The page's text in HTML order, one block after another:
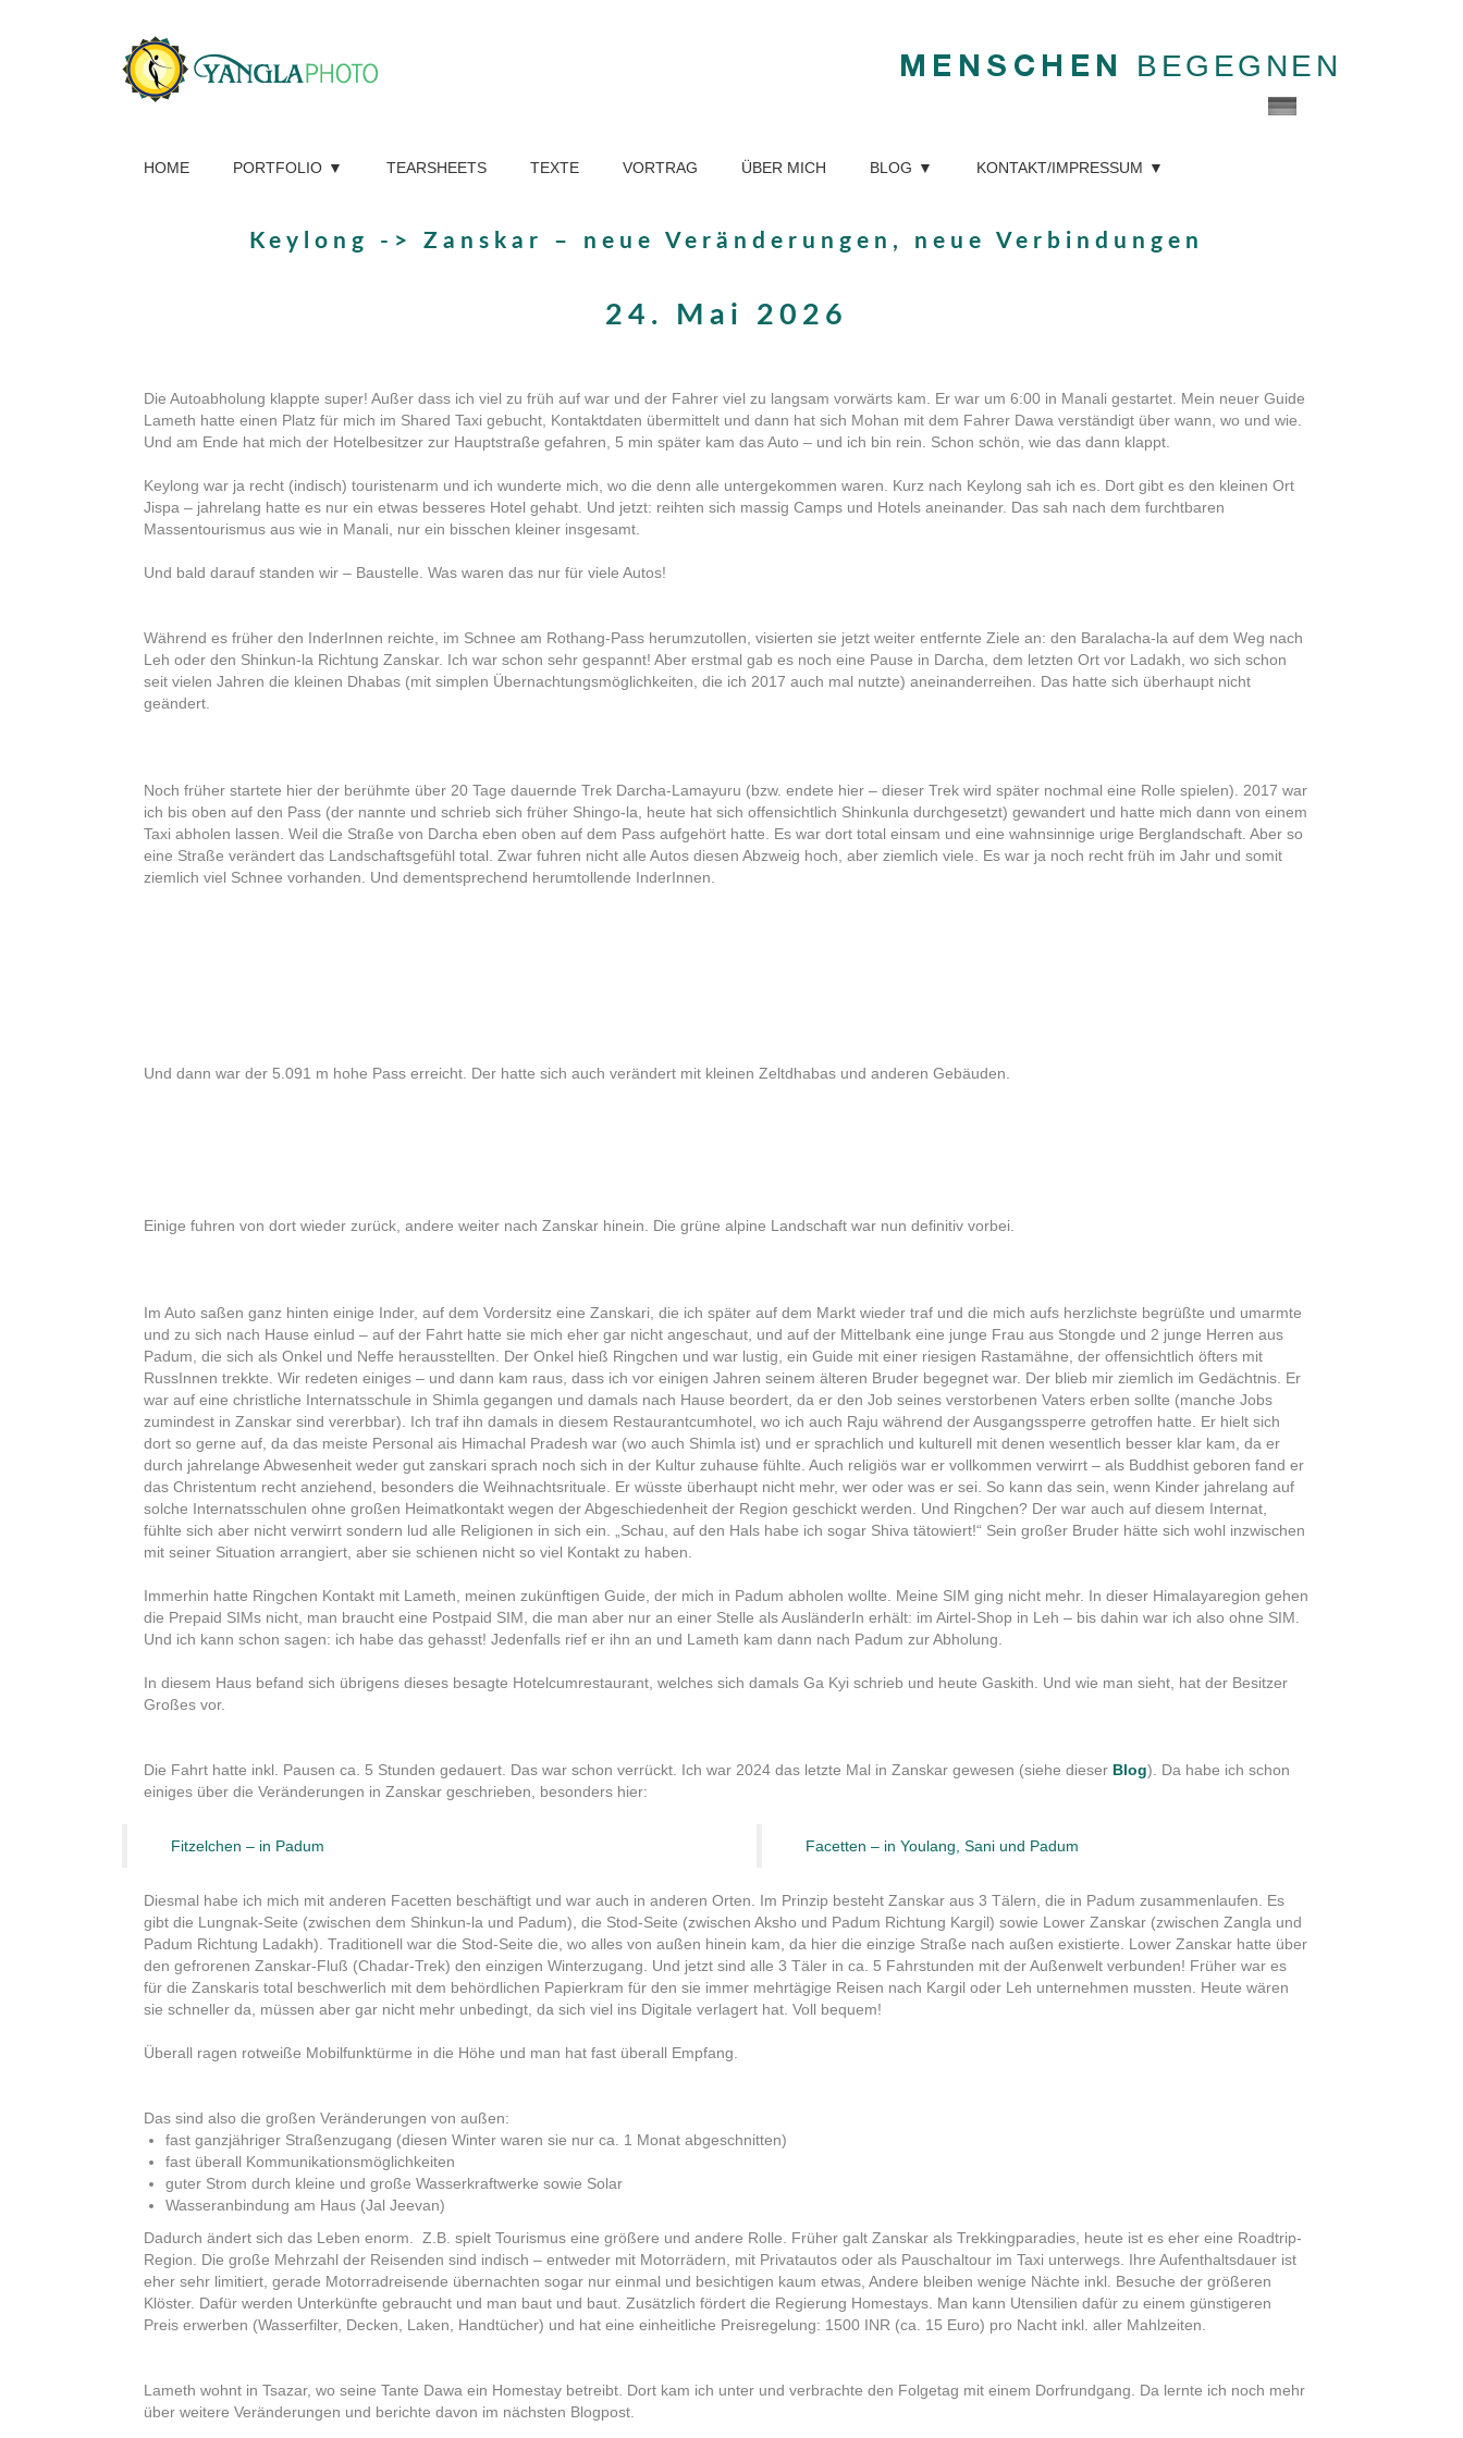
MENSCHEN BEGEGNEN
HOME PORTFOLIO TEARSHEETS TEXTE VORTRAG ÜBER MICH BLOG KONTAKT/IMPRESSUM
Keylong -> Zanskar – neue Veränderungen, neue Verbindungen
24. Mai 2026
Die Autoabholung klappte super! Außer dass ich viel zu früh auf war und der Fahrer viel zu langsam vorwärts kam. Er war um 6:00 in Manali gestartet. Mein neuer Guide
Lameth hatte einen Platz für mich im Shared Taxi gebucht, Kontaktdaten übermittelt und dann hat sich Mohan mit dem Fahrer Dawa verständigt über wann, wo und wie.
Und am Ende hat mich der Hotelbesitzer zur Hauptstraße gefahren, 5 min später kam das Auto – und ich bin rein. Schon schön, wie das dann klappt.
Keylong war ja recht (indisch) touristenarm und ich wunderte mich, wo die denn alle untergekommen waren. Kurz nach Keylong sah ich es. Dort gibt es den kleinen Ort
Jispa – jahrelang hatte es nur ein etwas besseres Hotel gehabt. Und jetzt: reihten sich massig Camps und Hotels aneinander. Das sah nach dem furchtbaren
Massentourismus aus wie in Manali, nur ein bisschen kleiner insgesamt.
Und bald darauf standen wir – Baustelle. Was waren das nur für viele Autos!
Während es früher den InderInnen reichte, im Schnee am Rothang-Pass herumzutollen, visierten sie jetzt weiter entfernte Ziele an: den Baralacha-la auf dem Weg nach
Leh oder den Shinkun-la Richtung Zanskar. Ich war schon sehr gespannt! Aber erstmal gab es noch eine Pause in Darcha, dem letzten Ort vor Ladakh, wo sich schon
seit vielen Jahren die kleinen Dhabas (mit simplen Übernachtungsmöglichkeiten, die ich 2017 auch mal nutzte) aneinanderreihen. Das hatte sich überhaupt nicht
geändert.
Noch früher startete hier der berühmte über 20 Tage dauernde Trek Darcha-Lamayuru (bzw. endete hier – dieser Trek wird später nochmal eine Rolle spielen). 2017 war
ich bis oben auf den Pass (der nannte und schrieb sich früher Shingo-la, heute hat sich offensichtlich Shinkunla durchgesetzt) gewandert und hatte mich dann von einem
Taxi abholen lassen. Weil die Straße von Darcha eben oben auf dem Pass aufgehört hatte. Es war dort total einsam und eine wahnsinnige urige Berglandschaft. Aber so
eine Straße verändert das Landschaftsgefühl total. Zwar fuhren nicht alle Autos diesen Abzweig hoch, aber ziemlich viele. Es war ja noch recht früh im Jahr und somit
ziemlich viel Schnee vorhanden. Und dementsprechend herumtollende InderInnen.
Und dann war der 5.091 m hohe Pass erreicht. Der hatte sich auch verändert mit kleinen Zeltdhabas und anderen Gebäuden.
Einige fuhren von dort wieder zurück, andere weiter nach Zanskar hinein. Die grüne alpine Landschaft war nun definitiv vorbei.
Im Auto saßen ganz hinten einige Inder, auf dem Vordersitz eine Zanskari, die ich später auf dem Markt wieder traf und die mich aufs herzlichste begrüßte und umarmte
und zu sich nach Hause einlud – auf der Fahrt hatte sie mich eher gar nicht angeschaut, und auf der Mittelbank eine junge Frau aus Stongde und 2 junge Herren aus
Padum, die sich als Onkel und Neffe herausstellten. Der Onkel hieß Ringchen und war lustig, ein Guide mit einer riesigen Rastamähne, der offensichtlich öfters mit
RussInnen trekkte. Wir redeten einiges – und dann kam raus, dass ich vor einigen Jahren seinem älteren Bruder begegnet war. Der blieb mir ziemlich im Gedächtnis. Er
war auf eine christliche Internatsschule in Shimla gegangen und damals nach Hause beordert, da er den Job seines verstorbenen Vaters erben sollte (manche Jobs
zumindest in Zanskar sind vererbbar). Ich traf ihn damals in diesem Restaurantcumhotel, wo ich auch Raju während der Ausgangssperre getroffen hatte. Er hielt sich
dort so gerne auf, da das meiste Personal ais Himachal Pradesh war (wo auch Shimla ist) und er sprachlich und kulturell mit denen wesentlich besser klar kam, da er
durch jahrelange Abwesenheit weder gut zanskari sprach noch sich in der Kultur zuhause fühlte. Auch religiös war er vollkommen verwirrt – als Buddhist geboren fand er
das Christentum recht anziehend, besonders die Weihnachtsrituale. Er wüsste überhaupt nicht mehr, wer oder was er sei. So kann das sein, wenn Kinder jahrelang auf
solche Internatsschulen ohne großen Heimatkontakt wegen der Abgeschiedenheit der Region geschickt werden. Und Ringchen? Der war auch auf diesem Internat,
fühlte sich aber nicht verwirrt sondern lud alle Religionen in sich ein. „Schau, auf den Hals habe ich sogar Shiva tätowiert!“ Sein großer Bruder hätte sich wohl inzwischen
mit seiner Situation arrangiert, aber sie schienen nicht so viel Kontakt zu haben.
Immerhin hatte Ringchen Kontakt mit Lameth, meinen zukünftigen Guide, der mich in Padum abholen wollte. Meine SIM ging nicht mehr. In dieser Himalayaregion gehen
die Prepaid SIMs nicht, man braucht eine Postpaid SIM, die man aber nur an einer Stelle als AusländerIn erhält: im Airtel-Shop in Leh – bis dahin war ich also ohne SIM.
Und ich kann schon sagen: ich habe das gehasst! Jedenfalls rief er ihn an und Lameth kam dann nach Padum zur Abholung.
In diesem Haus befand sich übrigens dieses besagte Hotelcumrestaurant, welches sich damals Ga Kyi schrieb und heute Gaskith. Und wie man sieht, hat der Besitzer
Großes vor.
Die Fahrt hatte inkl. Pausen ca. 5 Stunden gedauert. Das war schon verrückt. Ich war 2024 das letzte Mal in Zanskar gewesen (siehe dieser Blog). Da habe ich schon
einiges über die Veränderungen in Zanskar geschrieben, besonders hier:
Fitzelchen – in Padum Facetten – in Youlang, Sani und Padum
Diesmal habe ich mich mit anderen Facetten beschäftigt und war auch in anderen Orten. Im Prinzip besteht Zanskar aus 3 Tälern, die in Padum zusammenlaufen. Es
gibt die Lungnak-Seite (zwischen dem Shinkun-la und Padum), die Stod-Seite (zwischen Aksho und Padum Richtung Kargil) sowie Lower Zanskar (zwischen Zangla und
Padum Richtung Ladakh). Traditionell war die Stod-Seite die, wo alles von außen hinein kam, da hier die einzige Straße nach außen existierte. Lower Zanskar hatte über
den gefrorenen Zanskar-Fluß (Chadar-Trek) den einzigen Winterzugang. Und jetzt sind alle 3 Täler in ca. 5 Fahrstunden mit der Außenwelt verbunden! Früher war es
für die Zanskaris total beschwerlich mit dem behördlichen Papierkram für den sie immer mehrtägige Reisen nach Kargil oder Leh unternehmen mussten. Heute wären
sie schneller da, müssen aber gar nicht mehr unbedingt, da sich viel ins Digitale verlagert hat. Voll bequem!
Überall ragen rotweiße Mobilfunktürme in die Höhe und man hat fast überall Empfang.
Das sind also die großen Veränderungen von außen:
fast ganzjähriger Straßenzugang (diesen Winter waren sie nur ca. 1 Monat abgeschnitten)
fast überall Kommunikationsmöglichkeiten
guter Strom durch kleine und große Wasserkraftwerke sowie Solar
Wasseranbindung am Haus (Jal Jeevan)
Dadurch ändert sich das Leben enorm. Z.B. spielt Tourismus eine größere und andere Rolle. Früher galt Zanskar als Trekkingparadies, heute ist es eher eine Roadtrip-
Region. Die große Mehrzahl der Reisenden sind indisch – entweder mit Motorrädern, mit Privatautos oder als Pauschaltour im Taxi unterwegs. Ihre Aufenthaltsdauer ist
eher sehr limitiert, gerade Motorradreisende übernachten sogar nur einmal und besichtigen kaum etwas, Andere bleiben wenige Nächte inkl. Besuche der größeren
Klöster. Dafür werden Unterkünfte gebraucht und man baut und baut. Zusätzlich fördert die Regierung Homestays. Man kann Utensilien dafür zu einem günstigeren
Preis erwerben (Wasserfilter, Decken, Laken, Handtücher) und hat eine einheitliche Preisregelung: 1500 INR (ca. 15 Euro) pro Nacht inkl. aller Mahlzeiten.
Lameth wohnt in Tsazar, wo seine Tante Dawa ein Homestay betreibt. Dort kam ich unter und verbrachte den Folgetag mit einem Dorfrundgang. Da lernte ich noch mehr
über weitere Veränderungen und berichte davon im nächsten Blogpost.